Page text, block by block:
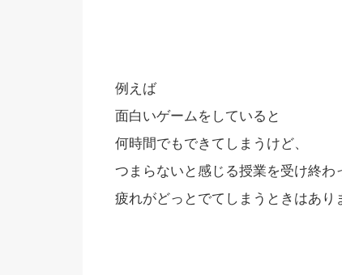
例えば
面白いゲームをしていると
何時間でもできてしまうけど、
つまらないと感じる授業を受け終わ
疲れがどっとでてしまうときはあり